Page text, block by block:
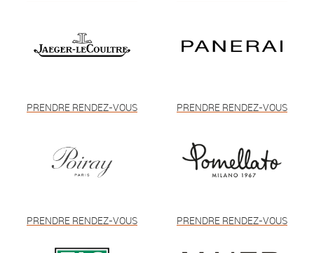
PRENDRE RENDEZ-VOUS PRENDRE RENDEZ-VOUS
PRENDRE RENDEZ-VOUS PRENDRE RENDEZ-VOUS